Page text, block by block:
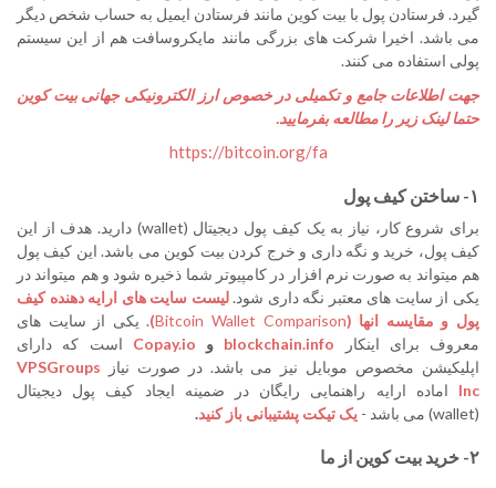
گیرد. فرستادن پول با بیت کوین مانند فرستادن ایمیل به حساب شخص دیگر
می باشد. اخیرا شرکت های بزرگی مانند مایکروسافت هم از این سیستم
پولی استفاده می کنند.
جهت اطلاعات جامع و تکمیلی در خصوص ارز الکترونیکی جهانی بیت کوین
حتما لینک زیر را مطالعه بفرمایید.
https://bitcoin.org/fa
۱- ساختن کیف پول
برای شروع کار، نیاز به یک کیف پول دیجیتال (wallet) دارید. هدف از این
کیف پول، خرید و نگه داری و خرج کردن بیت کوین می باشد. این کیف پول
هم میتواند به صورت نرم افزار در کامپیوتر شما ذخیره شود و هم میتواند در
یکی از سایت های معتبر نگه داری شود.لیست سایت های ارایه دهنده کیف
پول و مقایسه انها (Bitcoin Wallet Comparison
). یکی از سایت های
معروف برای اینکار blockchain.info و Copay.io
است که دارای
اپلیکیشن مخصوص موبایل نیز می باشد. در صورت نیاز VPSGroups
Inc اماده ارایه راهنمایی رایگان در ضمینه ایجاد کیف پول دیجیتال
(wallet) می باشد -
یک تیکت پشتیبانی باز کنید.
۲- خرید بیت کوین از ما